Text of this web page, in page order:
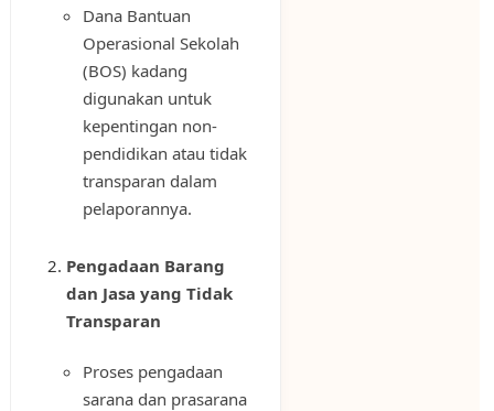
Dana Bantuan
Operasional Sekolah
(BOS) kadang
digunakan untuk
kepentingan non-
pendidikan atau tidak
transparan dalam
pelaporannya.
Pengadaan Barang
dan Jasa yang Tidak
Transparan
Proses pengadaan
sarana dan prasarana